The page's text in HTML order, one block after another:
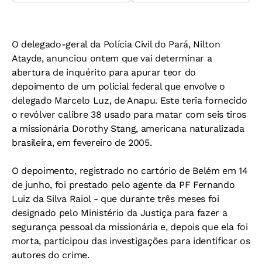
O delegado-geral da Polícia Civil do Pará, Nilton
Atayde, anunciou ontem que vai determinar a
abertura de inquérito para apurar teor do
depoimento de um policial federal que envolve o
delegado Marcelo Luz, de Anapu. Este teria fornecido
o revólver calibre 38 usado para matar com seis tiros
a missionária Dorothy Stang, americana naturalizada
brasileira, em fevereiro de 2005.
O depoimento, registrado no cartório de Belém em 14
de junho, foi prestado pelo agente da PF Fernando
Luiz da Silva Raiol - que durante três meses foi
designado pelo Ministério da Justiça para fazer a
segurança pessoal da missionária e, depois que ela foi
morta, participou das investigações para identificar os
autores do crime.